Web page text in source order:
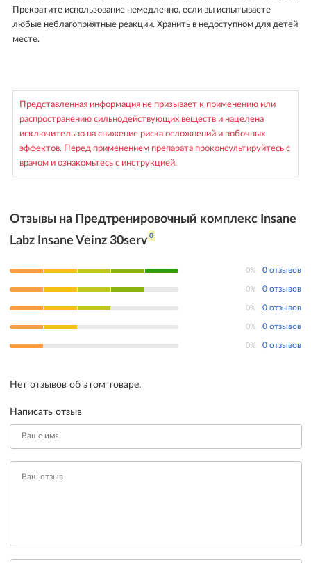
Прекратите использование немедленно, если вы испытываете
любые неблагоприятные реакции. Хранить в недоступном для детей
месте.
Представленная информация не призывает к применению или
распространению сильнодействующих веществ и нацелена
исключительно на снижение риска осложнений и побочных
эффектов. Перед применением препарата проконсультируйтесь с
врачом и ознакомьтесь с инструкцией.
Отзывы на Предтренировочный комплекс Insane
Labz Insane Veinz 30serv 0
0% 0 отзывов
0% 0 отзывов
0% 0 отзывов
0% 0 отзывов
0% 0 отзывов
Нет отзывов об этом товаре.
Написать отзыв